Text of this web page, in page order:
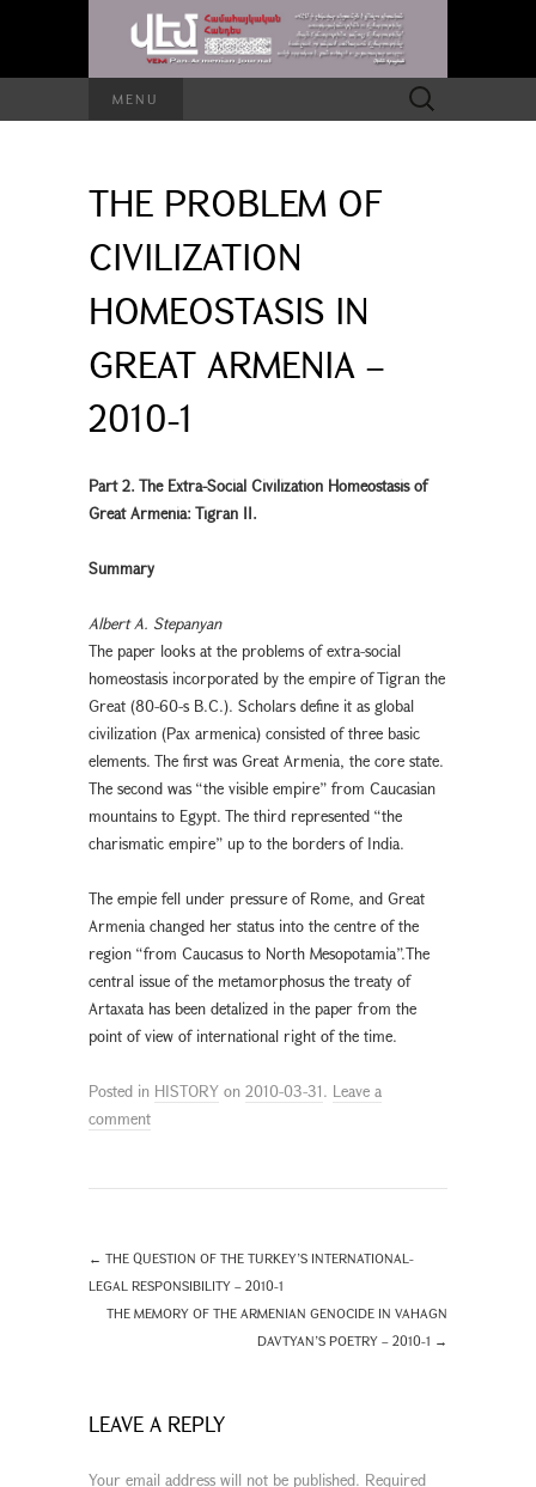
MENU
Search
for:
THE PROBLEM OF
CIVILIZATION
HOMEOSTASIS IN
GREAT ARMENIA –
2010-1
Part 2. The Extra-Social Civilization Homeostasis of
Great Armenia: Tigran II.
Summary
Albert A. Stepanyan
The paper looks at the problems of extra-social
homeostasis incorporated by the empire of Tigran the
Great (80-60-s B.C.). Scholars define it as global
civilization (Pax armenica) consisted of three basic
elements. The first was Great Armenia, the core state.
The second was “the visible empire” from Caucasian
mountains to Egypt. The third represented “the
charismatic empire” up to the borders of India.
The empie fell under pressure of Rome, and Great
Armenia changed her status into the centre of the
region “from Caucasus to North Mesopotamia”.The
central issue of the metamorphosus the treaty of
Artaxata has been detalized in the paper from the
point of view of international right of the time.
Posted in HISTORY on 2010-03-31. Leave a
comment
← THE QUESTION OF THE TURKEY’S INTERNATIONAL-
LEGAL RESPONSIBILITY – 2010-1
THE MEMORY OF THE ARMENIAN GENOCIDE IN VAHAGN
DAVTYAN’S POETRY – 2010-1 →
LEAVE A REPLY
Your email address will not be published. Required